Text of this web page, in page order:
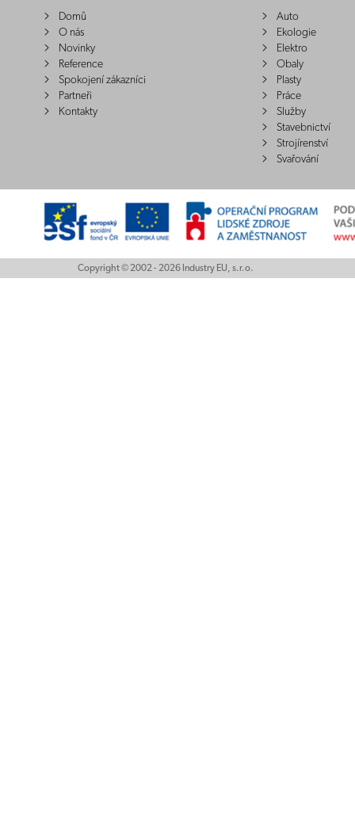
Domů
O nás
Novinky
Reference
Spokojení zákazníci
Partneři
Kontakty
Auto
Ekologie
Elektro
Obaly
Plasty
Práce
Služby
Stavebnictví
Strojírenství
Svařování
Copyright © 2002 - 2026 Industry EU, s.r.o.